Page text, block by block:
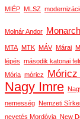
MIÉP MLSZ
Molnár Andor
MTA MTK MÁV Márai
lépés második katonai
Mória móricz Móricz
Nagy Imre
nemesség Nemzeti
nevetés Mordóvia New